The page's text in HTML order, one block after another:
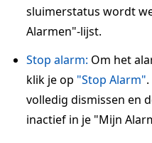
sluimerstatus wordt
Alarmen"-lijst.
Stop alarm: Om het
klik je op "Stop Alarm"
volledig dismissen en
inactief in je "Mijn